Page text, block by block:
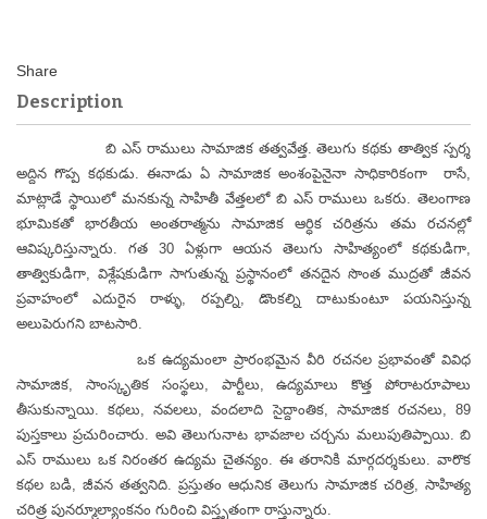
Description
బి ఎస్ రాములు సామాజిక తత్వవేత్త. తెలుగు కథకు తాత్విక స్పర్శ
అద్దిన గొప్ప కథకుడు. ఈనాడు ఏ సామాజిక అంశంపైనైనా సాధికారికంగా రాసే,
మాట్లాడే స్థాయిలో మనకున్న సాహితీ వేత్తలలో బి ఎస్ రాములు ఒకరు. తెలంగాణ
భూమికతో భారతీయ అంతరాత్మను సామాజిక ఆర్ధిక చరిత్రను తమ రచనల్లో
ఆవిష్కరిస్తున్నారు. గత 30 ఏళ్లుగా ఆయన తెలుగు సాహిత్యంలో కథకుడిగా,
తాత్వికుడిగా, విశ్లేషకుడిగా సాగుతున్న ప్రస్థానంలో తనదైన సొంత ముద్రతో జీవన
ప్రవాహంలో ఎదురైన రాళ్ళు, రప్పల్ని, డొంకల్ని దాటుకుంటూ పయనిస్తున్న
అలుపెరుగని బాటసారి.
ఒక ఉద్యమంలా ప్రారంభమైన వీరి రచనల ప్రభావంతో వివిధ
సామాజిక, సాంస్కృతిక సంస్థలు, పార్టీలు, ఉద్యమాలు కొత్త పోరాటరూపాలు
తీసుకున్నాయి. కథలు, నవలలు, వందలాది సైద్దాంతిక, సామాజిక రచనలు, 89
పుస్తకాలు ప్రచురించారు. అవి తెలుగునాట భావజాల చర్చను మలుపుతిప్పాయి. బి
ఎస్ రాములు ఒక నిరంతర ఉద్యమ చైతన్యం. ఈ తరానికి మార్గదర్శకులు. వారొక
కథల బడి, జీవన తత్వనిది. ప్రస్తుతం ఆధునిక తెలుగు సామాజిక చరిత్ర, సాహిత్య
చరిత్ర పునర్మూల్యాంకనం గురించి విస్తృతంగా రాస్తున్నారు.